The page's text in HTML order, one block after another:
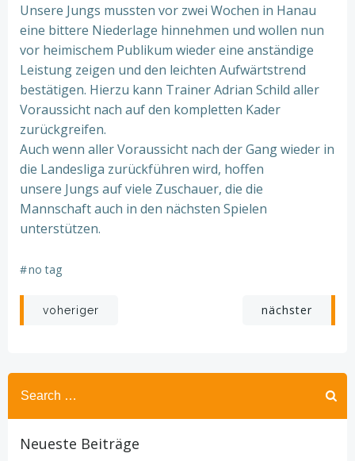
Unsere Jungs mussten vor zwei Wochen in Hanau
eine bittere Niederlage hinnehmen und wollen nun
vor heimischem Publikum wieder eine anständige
Leistung zeigen und den leichten Aufwärtstrend
bestätigen. Hierzu kann Trainer Adrian Schild aller
Voraussicht nach auf den kompletten Kader
zurückgreifen.
Auch wenn aller Voraussicht nach der Gang wieder in
die Landesliga zurückführen wird, hoffen
unsere Jungs auf viele Zuschauer, die die
Mannschaft auch in den nächsten Spielen
unterstützen.
#no tag
Beitragsnavigation
voheriger nächster
Search
for:
Neueste Beiträge